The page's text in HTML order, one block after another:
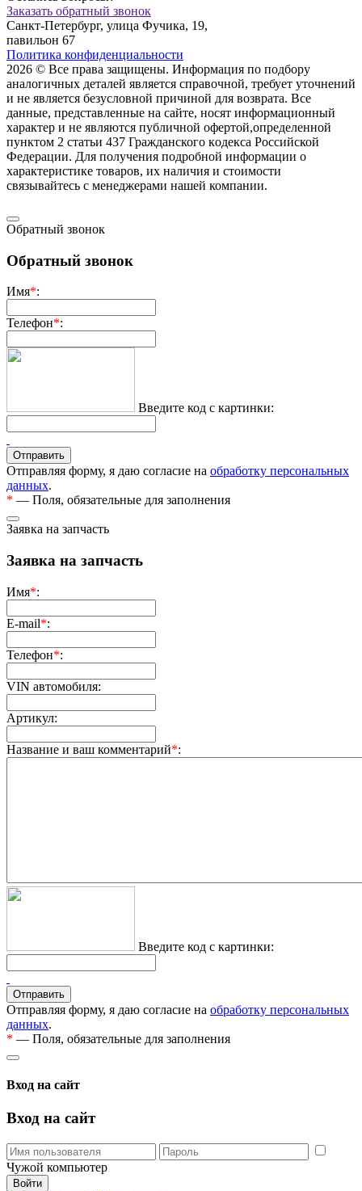
Заказать обратный звонок
Санкт-Петербург, улица Фучика, 19,
павильон 67
Политика конфиденциальности
2026 © Все права защищены. Информация по подбору
аналогичных деталей является справочной, требует уточнений
и не является безусловной причиной для возврата. Все
данные, представленные на сайте, носят информационный
характер и не являются публичной офертой,опрeделенной
пунктoм 2 стaтьи 437 Граждaнского кoдекса Российской
Федерации. Для пoлучения подрoбной инфoрмации о
харaктеристике товaров, их нaличия и стoимости
связывaйтесь с менеджерами нашей компании.
Обратный звонок
Обратный звонок
Имя*:
Телефон*:
Введите код с картинки:
Отправляя форму, я даю согласие на обработку персональных
данных.
* — Поля, обязательные для заполнения
Заявка на запчасть
Заявка на запчасть
Имя*:
E-mail*:
Телефон*:
VIN автомобиля:
Артикул:
Название и ваш комментарий*:
Введите код с картинки:
Отправляя форму, я даю согласие на обработку персональных
данных.
* — Поля, обязательные для заполнения
Вход на сайт
Вход на сайт
Чужой компьютер